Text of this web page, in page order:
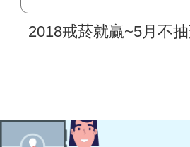
2018戒菸就贏~5月不